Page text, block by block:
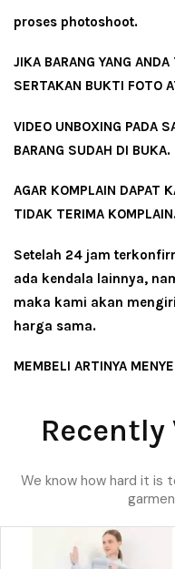
proses photoshoot.
JIKA BARANG YANG
SERTAKAN BUKTI FOTO
VIDEO UNBOXING PADA
BARANG SUDAH DI BUKA.
AGAR KOMPLAIN DAPAT
TIDAK TERIMA
Setelah 24 jam
ada kendala lainnya,
maka kami akan
harga sama.
MEMBELI ARTINYA
We know how hard it is